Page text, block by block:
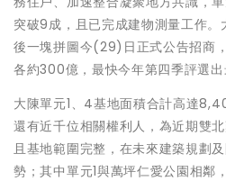
突破9成，且已完成建物測量工作
後一塊拼圖今(29)日正式公告招商
各約300億，最快今年第四季評選出
大陳單元1、4基地面積合計高達
還有近千位相關權利人，為近期雙
且基地範圍完整，在未來建築規劃
勢；其中單元1與萬坪仁愛公園相鄰